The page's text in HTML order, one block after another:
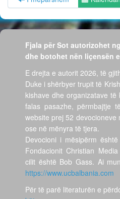
Fjala për Sot autorizohet
dhe botohet nën liçensën
E drejta e autorit 2026, të
Duke i shërbyer trupit të
kishave dhe organizatave
falas pasazhe, përmbajtje
website prej 52 devocioneve
ose në mënyra të tjera.
Devocioni i mësipërm
Fondacionit Christian
cilit është Bob Gass. Ai
https://www.ucbalbania.com
Për të parë literaturën e